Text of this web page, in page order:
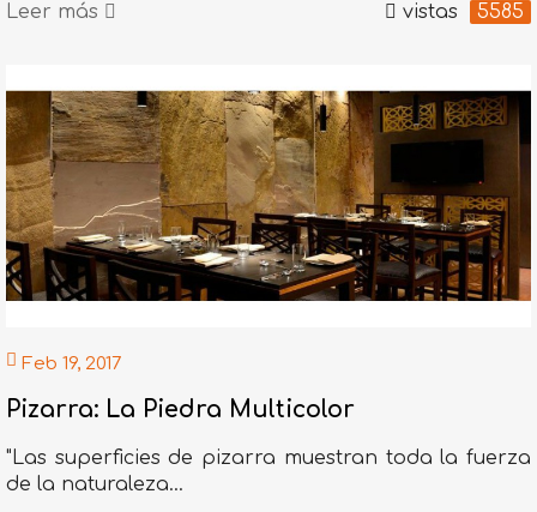
Leer más vistas 5585
Feb 19, 2017
Pizarra: La Piedra Multicolor
"Las superficies de pizarra muestran toda la fuerza
de la naturaleza...